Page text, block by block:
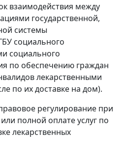
взаимодействия между
государственной,
системы
социального
социального
по обеспечению граждан
лекарственными
по их доставке на дом).
регулирование при
полной оплате услуг по
лекарственных